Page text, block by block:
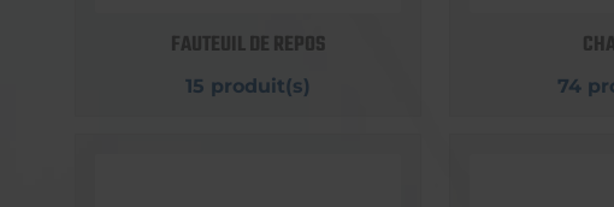
FAUTEUIL DE REPOS
15 produit(s) 74